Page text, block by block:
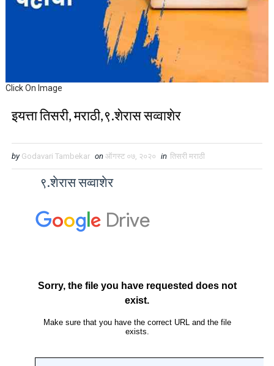
Click On Image
इयत्ता तिसरी, मराठी,९.शेरास सव्वाशेर
by Godavari Tambekar on ऑगस्ट ०७, २०२० in तिसरी मराठी
९.शेरास सव्वाशेर